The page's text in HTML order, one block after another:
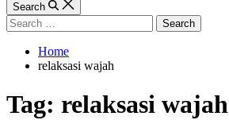
Search
Search
for:
Home
relaksasi wajah
Tag: relaksasi wajah